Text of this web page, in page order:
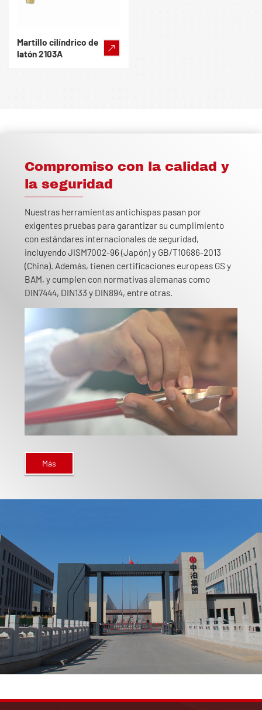
Martillo cilíndrico de
latón 2103A
Compromiso con la calidad y
la seguridad
Nuestras herramientas antichispas pasan por
exigentes pruebas para garantizar su cumplimiento
con estándares internacionales de seguridad,
incluyendo JISM7002-96 (Japón) y GB/T10686-2013
(China). Además, tienen certificaciones europeas GS y
BAM, y cumplen con normativas alemanas como
DIN7444, DIN133 y DIN894, entre otras.
Más